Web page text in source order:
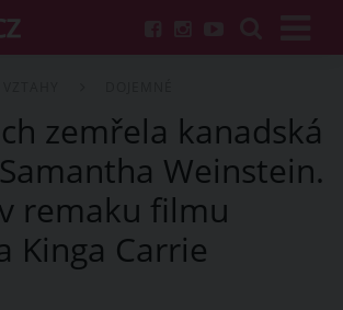
zemřela kanadská
Weinstein.
remaku filmu
Kinga Carrie